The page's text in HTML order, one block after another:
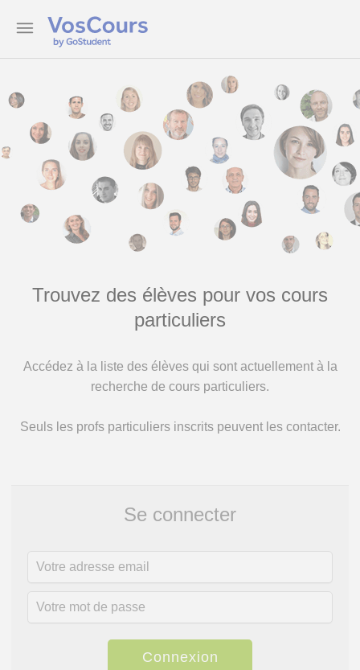
Trouvez des élèves pour vos cours
particuliers
Accédez à la liste des élèves qui sont actuellement à la
recherche de cours particuliers.
Seuls les profs particuliers inscrits peuvent les contacter.
Se connecter